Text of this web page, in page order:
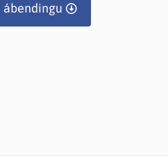
ábendingu